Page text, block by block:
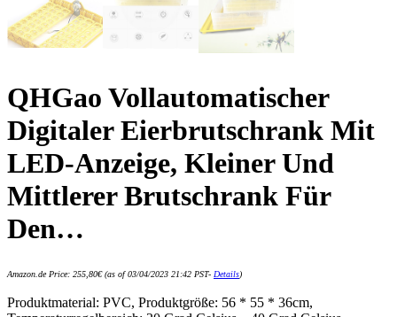
QHGao Vollautomatischer
Digitaler Eierbrutschrank Mit
LED-Anzeige, Kleiner Und
Mittlerer Brutschrank Für
Den…
Amazon.de Price: 255,80€(as of 03/04/2023 21:42 PST- Details)
Produktmaterial: PVC, Produktgröße: 56 * 55 * 36cm,